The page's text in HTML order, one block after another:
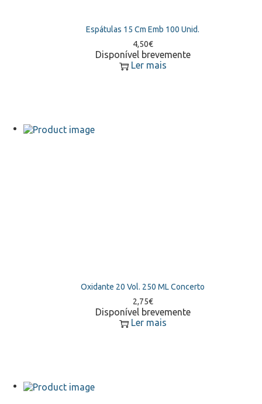
Espátulas 15 Cm Emb 100 Unid.
4,50€
Disponível brevemente
Ler mais
Oxidante 20 Vol. 250 ML Concerto
2,75€
Disponível brevemente
Ler mais